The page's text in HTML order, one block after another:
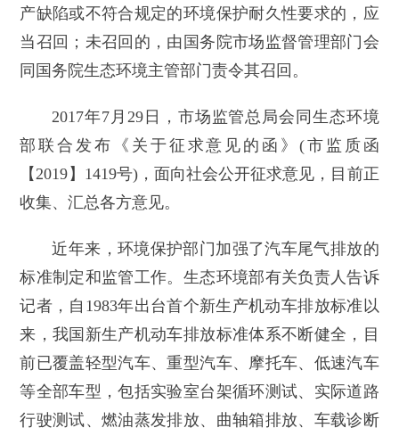
产缺陷或不符合规定的环境保护耐久性要求的，应
当召回；未召回的，由国务院市场监督管理部门会
同国务院生态环境主管部门责令其召回。
2017年7月29日，市场监管总局会同生态环境
部联合发布《关于征求意见的函》(市监质函
【2019】1419号)，面向社会公开征求意见，目前正
收集、汇总各方意见。
近年来，环境保护部门加强了汽车尾气排放的
标准制定和监管工作。生态环境部有关负责人告诉
记者，自1983年出台首个新生产机动车排放标准以
来，我国新生产机动车排放标准体系不断健全，目
前已覆盖轻型汽车、重型汽车、摩托车、低速汽车
等全部车型，包括实验室台架循环测试、实际道路
行驶测试、燃油蒸发排放、曲轴箱排放、车载诊断